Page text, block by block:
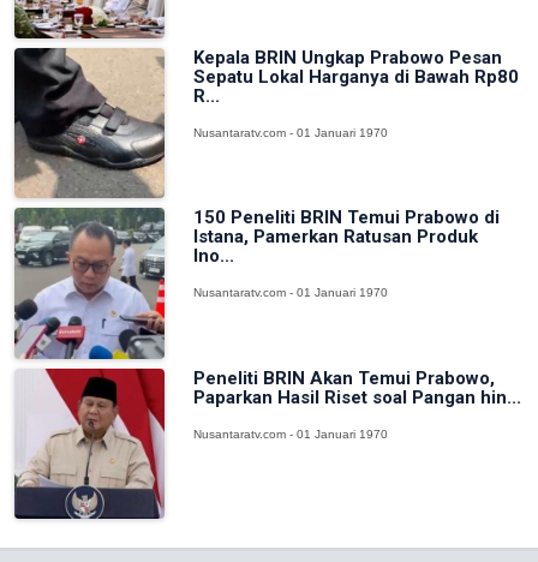
Kepala BRIN Ungkap Prabowo Pesan
Sepatu Lokal Harganya di Bawah Rp80
R...
Nusantaratv.com - 01 Januari 1970
150 Peneliti BRIN Temui Prabowo di
Istana, Pamerkan Ratusan Produk
Ino...
Nusantaratv.com - 01 Januari 1970
Peneliti BRIN Akan Temui Prabowo,
Paparkan Hasil Riset soal Pangan hin...
Nusantaratv.com - 01 Januari 1970